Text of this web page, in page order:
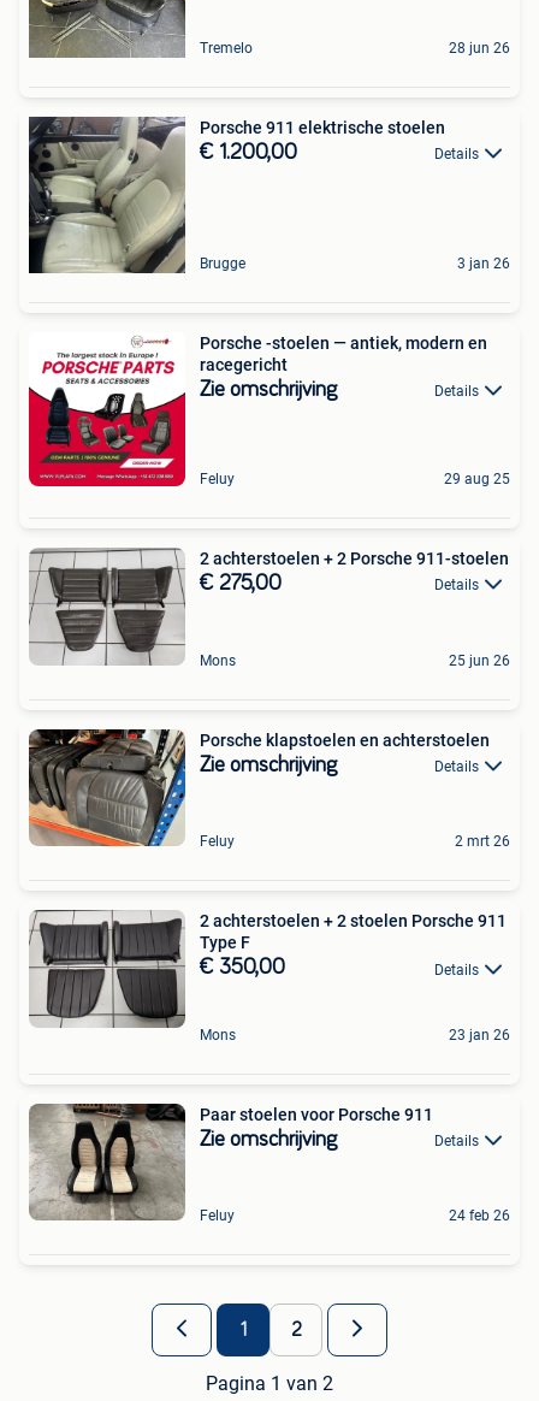
Tremelo 28 jun 26
Porsche 911 elektrische stoelen
€ 1.200,00 Details
Brugge 3 jan 26
Porsche -stoelen — antiek, modern en
racegericht
Zie omschrijving Details
Feluy 29 aug 25
2 achterstoelen + 2 Porsche 911-stoelen
€ 275,00 Details
Mons 25 jun 26
Porsche klapstoelen en achterstoelen
Zie omschrijving Details
Feluy 2 mrt 26
2 achterstoelen + 2 stoelen Porsche 911
Type F
€ 350,00 Details
Mons 23 jan 26
Paar stoelen voor Porsche 911
Zie omschrijving Details
Feluy 24 feb 26
1 2
Pagina 1 van 2